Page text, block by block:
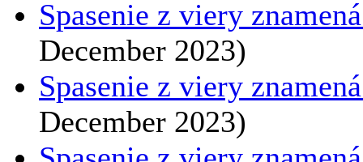
Spasenie z viery
December 2023)
Spasenie z viery
December 2023)